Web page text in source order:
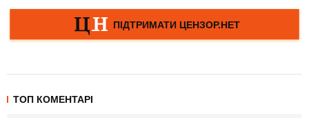
ТОП КОМЕНТАРІ